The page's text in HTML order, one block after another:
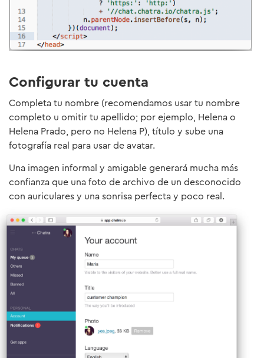
Configurar tu cuenta
Completa tu nombre (recomendamos usar tu nombre
completo u omitir tu apellido; por ejemplo, Helena o
Helena Prado, pero no Helena P), título y sube una
fotografía real para usar de avatar.
Una imagen informal y amigable generará mucha más
confianza que una foto de archivo de un desconocido
con auriculares y una sonrisa perfecta y poco real.